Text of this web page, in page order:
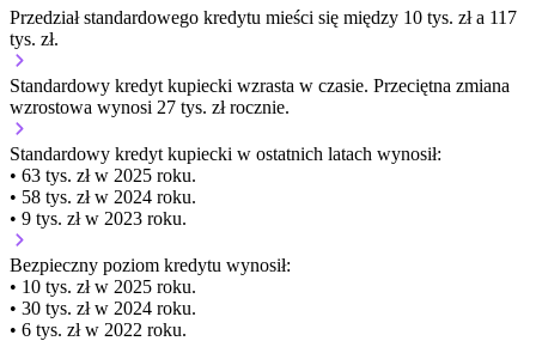
Przedział standardowego kredytu mieści się między 10 tys. zł a 117
tys. zł.
Standardowy kredyt kupiecki wzrasta w czasie. Przeciętna zmiana
wzrostowa wynosi 27 tys. zł rocznie.
Standardowy kredyt kupiecki w ostatnich latach wynosił:
• 63 tys. zł w 2025 roku.
• 58 tys. zł w 2024 roku.
• 9 tys. zł w 2023 roku.
Bezpieczny poziom kredytu wynosił:
• 10 tys. zł w 2025 roku.
• 30 tys. zł w 2024 roku.
• 6 tys. zł w 2022 roku.